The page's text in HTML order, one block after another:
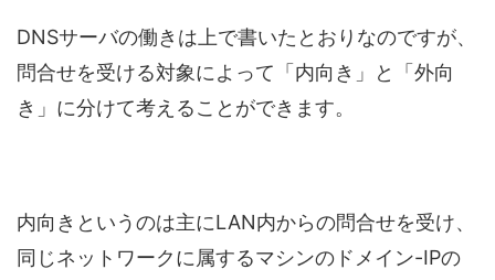
DNSサーバの働きは上で書いたとおりなのですが、
問合せを受ける対象によって「内向き」と「外向
き」に分けて考えることができます。
内向きというのは主にLAN内からの問合せを受け、
同じネットワークに属するマシンのドメイン-IPの